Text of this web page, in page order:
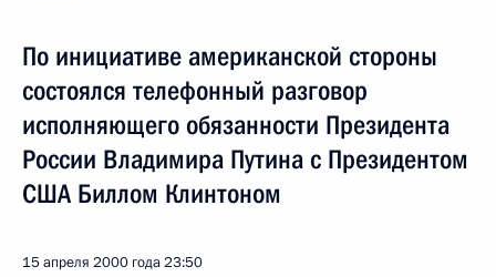
По инициативе американской стороны
состоялся телефонный разговор
исполняющего обязанности Президента
России Владимира Путина с Президентом
США Биллом Клинтоном
15 апреля 2000 года23:50